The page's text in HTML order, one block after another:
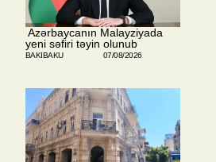
​ Azərbaycanın Malayziyada
yeni səfiri təyin olunub
BAKIBAKU 07/08/2026